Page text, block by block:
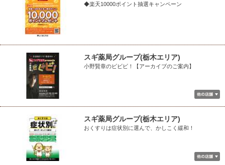
◆楽天10000ポイント抽選キャンペーン
スギ薬局グループ(栃木エリア)
小野賢章のビビビ！【アーカイブのご案内】
スギ薬局グループ(栃木エリア)
おくすりは症状別に選んで、かしこく緩和！